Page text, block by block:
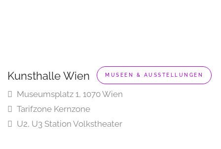
Kunsthalle Wien MUSEEN & AUSSTELLUNGEN
Museumsplatz 1, 1070 Wien
Tarifzone Kernzone
U2, U3 Station Volkstheater